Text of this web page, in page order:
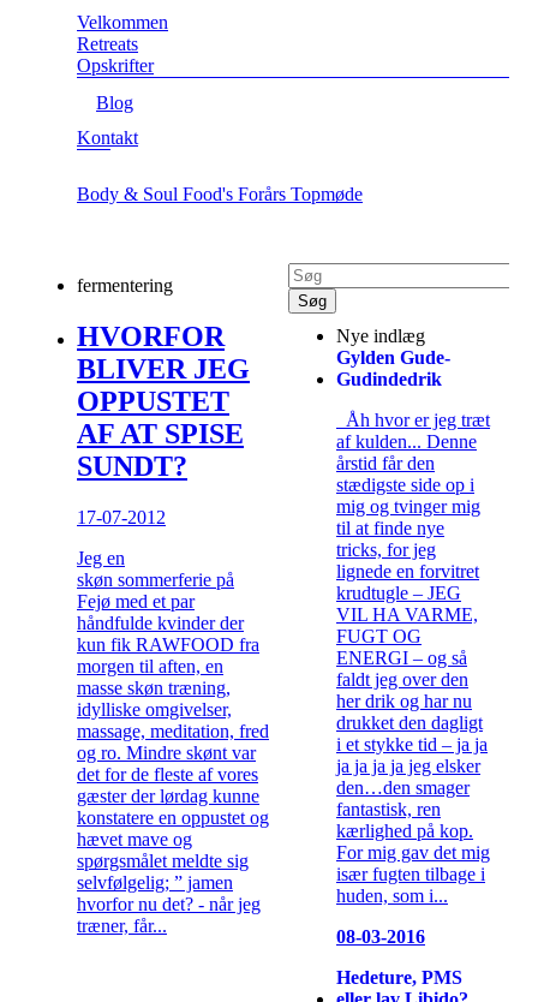
Velkommen
Retreats
Opskrifter
Blog
Kontakt
Body & Soul Food's Forårs Topmøde
fermentering
HVORFOR
BLIVER JEG
OPPUSTET
AF AT SPISE
SUNDT?
17-07-2012
Jeg en
skøn sommerferie på
Fejø med et par
håndfulde kvinder der
kun fik RAWFOOD fra
morgen til aften, en
masse skøn træning,
idylliske omgivelser,
massage, meditation, fred
og ro. Mindre skønt var
det for de fleste af vores
gæster der lørdag kunne
konstatere en oppustet og
hævet mave og
spørgsmålet meldte sig
selvfølgelig; ” jamen
hvorfor nu det? - når jeg
træner, får...
Nye indlæg
Gylden Gude-
Gudindedrik
Åh hvor er jeg træt
af kulden... Denne
årstid får den
stædigste side op i
mig og tvinger mig
til at finde nye
tricks, for jeg
lignede en forvitret
krudtugle – JEG
VIL HA VARME,
FUGT OG
ENERGI – og så
faldt jeg over den
her drik og har nu
drukket den dagligt
i et stykke tid – ja ja
ja ja ja ja jeg elsker
den…den smager
fantastisk, ren
kærlighed på kop.
For mig gav det mig
især fugten tilbage i
huden, som i...
08-03-2016
Hedeture, PMS